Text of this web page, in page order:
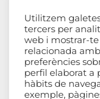
Contacte
Carrer Avinyó,
08002
93 302 61 03
Utilitzem
tercers per
web i mostrar-
relacionada
preferències
perfil elaborat a
hàbits de
exemple,